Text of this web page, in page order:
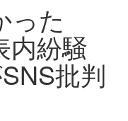
った
内紛騒
批判